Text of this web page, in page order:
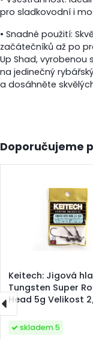
pro sladkovodní i
• Snadné použití:
začátečníků až po
Up Shad,
na jedinečný
a dosáhněte
Doporučujeme
Keitech: Jigová
Tungsten Super
Head 5g Velikost
skladem 5